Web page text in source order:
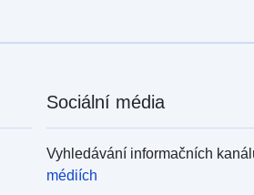
Sociální média
Vyhledávání informačních
médiích